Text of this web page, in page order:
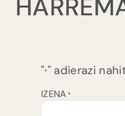
"*" adierazi
IZENA *